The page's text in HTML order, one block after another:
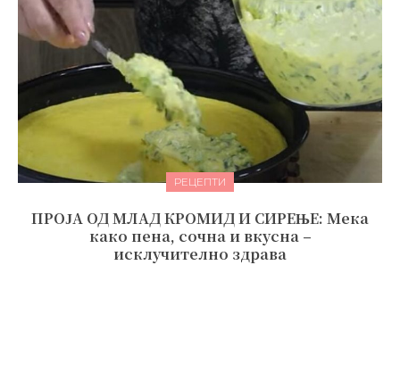
РЕЦЕПТИ
ПРОЈА ОД МЛАД КРОМИД И СИРЕЊЕ: Мека
како пена, сочна и вкусна –
исклучително здрава